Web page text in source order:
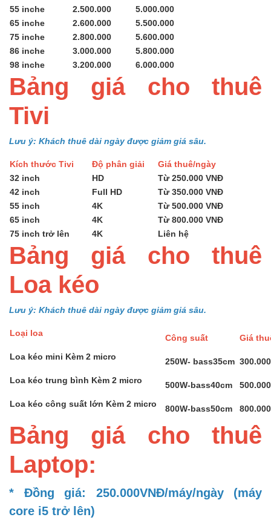
55 inche
2.500.000
5.000.000
65 inche
2.600.000
5.500.000
75 inche
2.800.000
5.600.000
86 inche
3.000.000
5.800.000
98 inche
3.200.000 6.000.000
Bảng giá cho thuê
Tivi
Lưu ý: Khách thuê dài ngày được giảm giá sâu.
Kích thước Tivi Độ phân giải
Giá thuê/ngày
32 inch
HD
Từ 250.000 VNĐ
42 inch
Full HD
Từ 350.000 VNĐ
55 inch
4K
Từ 500.000 VNĐ
65 inch
4K
Từ 800.000 VNĐ
75 inch trở lên
4K Liên hệ
Bảng giá cho thuê
Loa kéo
Lưu ý: Khách thuê dài ngày được giảm giá sâu.
Loại loa Công suất
Giá
Loa kéo mini Kèm 2 micro
250W- bass35cm
Loa kéo trung bình Kèm 2 micro
500W-bass40cm
Loa kéo công suất lớn Kèm 2 micro
800W-bass50cm
Bảng giá cho thuê
Laptop:
* Đồng giá: 250.000VNĐ/máy/ngày (máy
core i5 trở lên)